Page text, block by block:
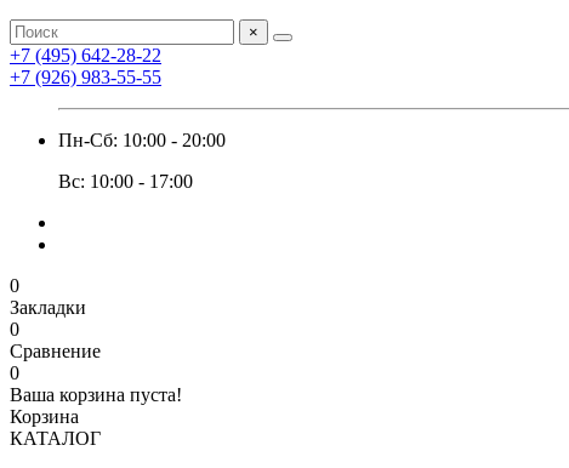
×
+7 (495) 642-28-22
+7 (926) 983-55-55
Пн-Сб: 10:00 - 20:00
Вс: 10:00 - 17:00
0
Закладки
0
Сравнение
0
Ваша корзина пуста!
Корзина
КАТАЛОГ